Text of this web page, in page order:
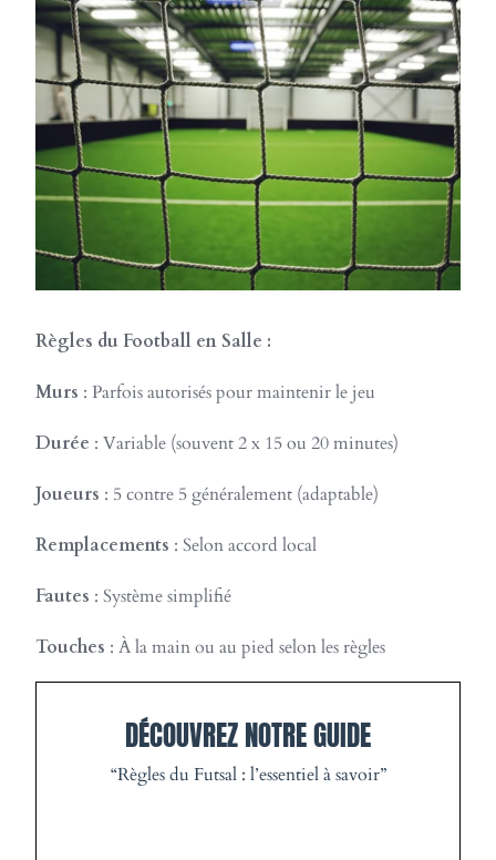
Règles du Football en Salle :
Murs : Parfois autorisés pour maintenir le jeu
Durée : Variable (souvent 2 x 15 ou 20 minutes)
Joueurs : 5 contre 5 généralement (adaptable)
Remplacements : Selon accord local
Fautes : Système simplifié
Touches : À la main ou au pied selon les règles
DÉCOUVREZ NOTRE GUIDE
“Règles du Futsal : l’essentiel à savoir”